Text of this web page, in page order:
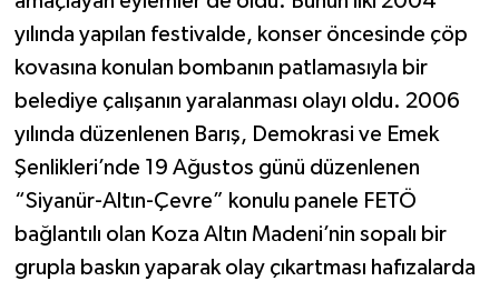
yılında yapılan festivalde, konser öncesinde çöp
kovasına konulan bombanın patlamasıyla bir
belediye çalışanın yaralanması olayı oldu. 2006
yılında düzenlenen Barış, Demokrasi ve Emek
Şenlikleri’nde 19 Ağustos günü düzenlenen
“Siyanür-Altın-Çevre” konulu panele FETÖ
bağlantılı olan Koza Altın Madeni’nin sopalı bir
grupla baskın yaparak olay çıkartması hafızalarda